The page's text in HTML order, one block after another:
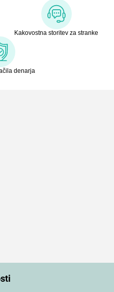
Kakovostna storitev za stranke
denarja